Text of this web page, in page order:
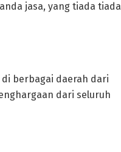
jasa, yang tiada tiada
berbagai daerah dari
dari seluruh